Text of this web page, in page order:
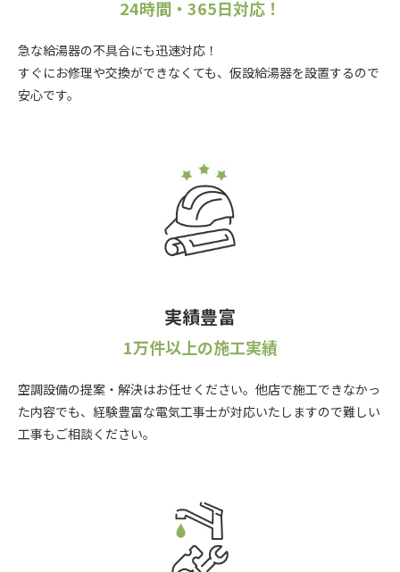
24時間・365日対応！
急な給湯器の不具合にも迅速対応！
すぐにお修理や交換ができなくても、仮設給湯器を設置するので
安心です。
実績豊富
1万件以上の施工実績
空調設備の提案・解決はお任せください。他店で施工できなかっ
た内容でも、経験豊富な電気工事士が対応いたしますので難しい
工事もご相談ください。